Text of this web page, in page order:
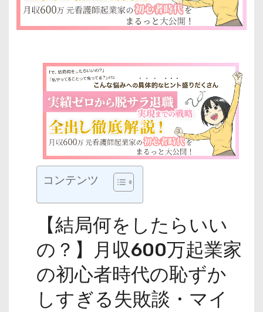
コンテンツ
【結局何をしたらいい
の？】月収600万起業家
の初心者時代の恥ずか
しすぎる失敗談・マイ